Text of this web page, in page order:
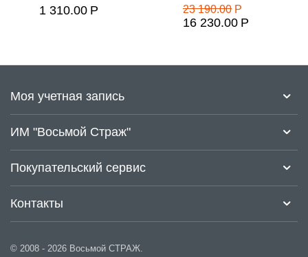
0.0
1 310.00 Р
23 190.00 Р
16 230.00 Р
Моя учетная запись
ИМ "Восьмой Страж"
Покупательский сервис
Контакты
© 2008 - 2026 Восьмой СТРАЖ.